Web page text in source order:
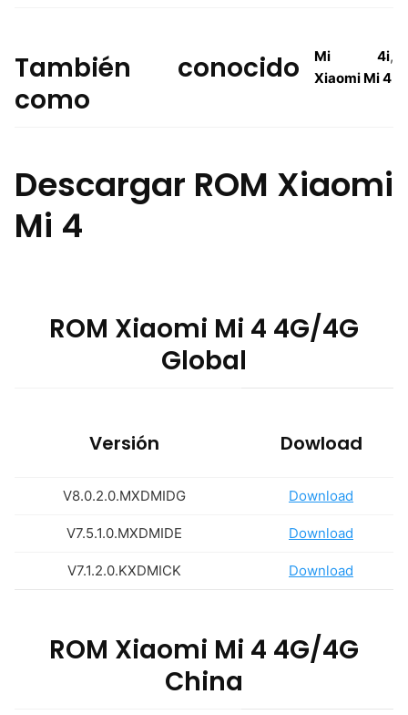
También conocido
como
Mi 4i,
Xiaomi Mi 4
Descargar ROM Xiaomi
Mi 4
ROM Xiaomi Mi 4 4G/4G
Global
Versión Dowload
V8.0.2.0.MXDMIDG Download
V7.5.1.0.MXDMIDE Download
V7.1.2.0.KXDMICK Download
ROM Xiaomi Mi 4 4G/4G
China